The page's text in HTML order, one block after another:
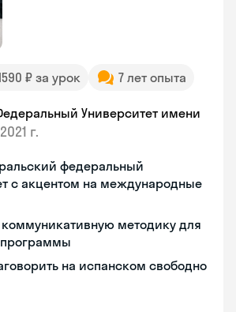
₽ за урок 7 лет опыта
Университет имени
2021 г.
федеральный
с акцентом на международные
коммуникативную методику для
на испанском свободно